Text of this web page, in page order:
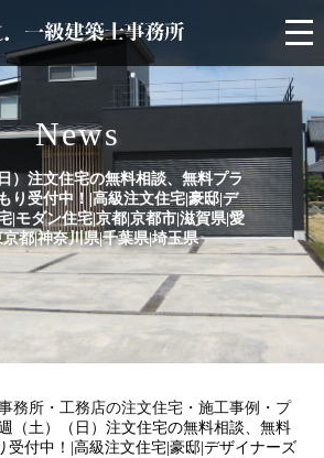
News
）注文住宅の無料相談、無料プラ
り受付中！|高級注文住宅|豪邸|デ
|モダン住宅|京都|京都市|滋賀県|愛
都|神奈川県|千葉県|埼玉県
務所・工務店の注文住宅・施工事例・プ
（土）（日）注文住宅の無料相談、無料
受付中！|高級注文住宅|豪邸|デザイナーズ